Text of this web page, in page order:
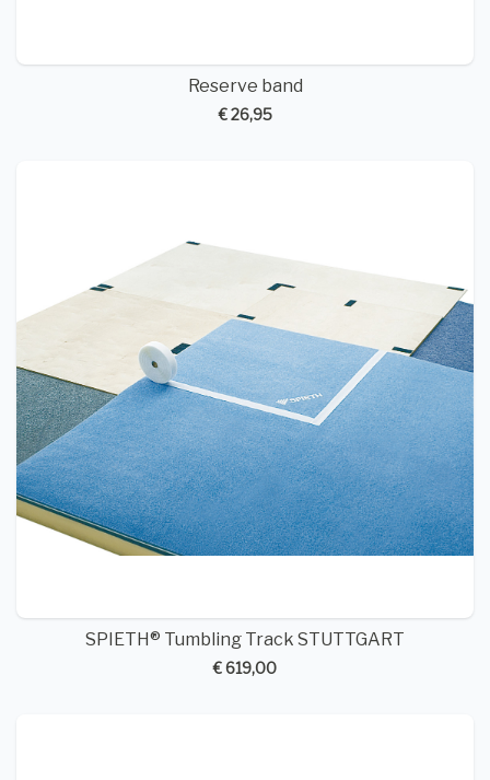
Reserve band
€ 26,95
SPIETH® Tumbling Track STUTTGART
€ 619,00